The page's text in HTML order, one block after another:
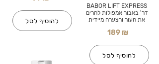
להוסיף לסל
BABOR LIFT EXPRESS
דר' באבור אמפולות להרים
את העור והצערה מיידית
189 ₪
להוסיף לסל